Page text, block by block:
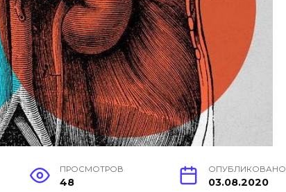
ПРОСМОТРОВ
48
ОПУБЛИКОВАНО
03.08.2020